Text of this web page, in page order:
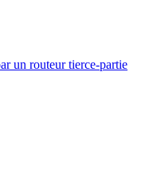
un routeur tierce-partie